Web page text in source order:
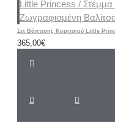
365,00€